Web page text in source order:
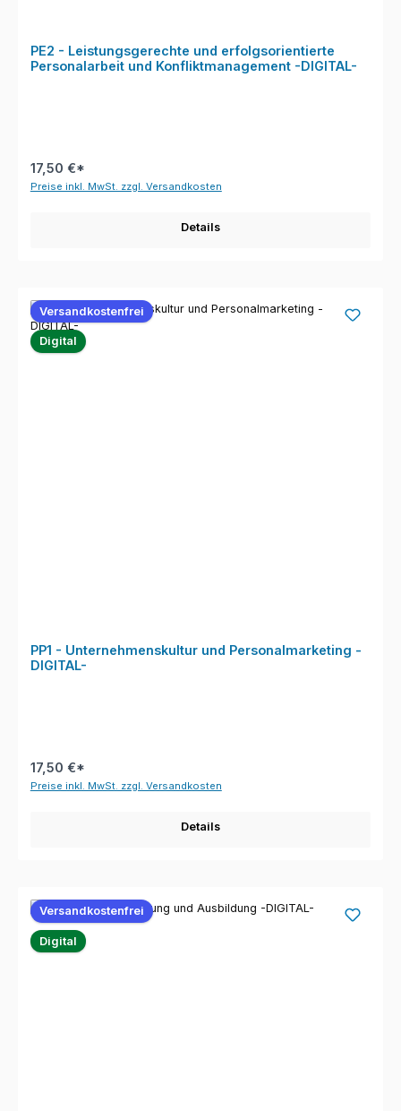
PE2 - Leistungsgerechte und erfolgsorientierte
Personalarbeit und Konfliktmanagement -DIGITAL-
17,50 €*
Preise inkl. MwSt. zzgl. Versandkosten
Details
Versandkostenfrei
Digital
PP1 - Unternehmenskultur und Personalmarketing -
DIGITAL-
17,50 €*
Preise inkl. MwSt. zzgl. Versandkosten
Details
Versandkostenfrei
Digital